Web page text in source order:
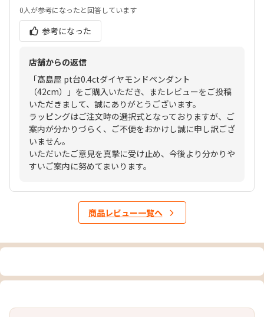
0人が参考になったと回答しています
参考になった
店舗からの返信
「髙島屋 pt台0.4ctダイヤモンドペンダント
（42cm）」をご購入いただき、またレビューをご投稿
いただきまして、誠にありがとうございます。
ラッピングはご注文時の選択式となっておりますが、ご
案内が分かりづらく、ご不便をおかけし誠に申し訳ござ
いません。
いただいたご意見を真摯に受け止め、今後より分かりや
すいご案内に努めてまいります。
商品レビュー一覧へ